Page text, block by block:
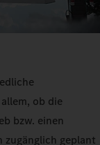
ob die
bzw. einen
geplant